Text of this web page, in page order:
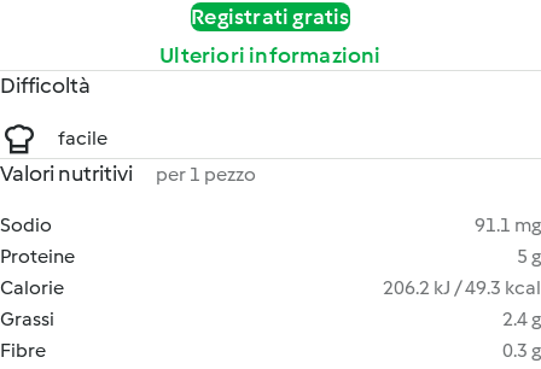
Registrati gratis
Ulteriori informazioni
Difficoltà
facile
Valori nutritivi per 1 pezzo
Sodio
91.1 mg
Proteine
5 g
Calorie
206.2 kJ / 49.3 kcal
Grassi
2.4 g
Fibre
0.3 g